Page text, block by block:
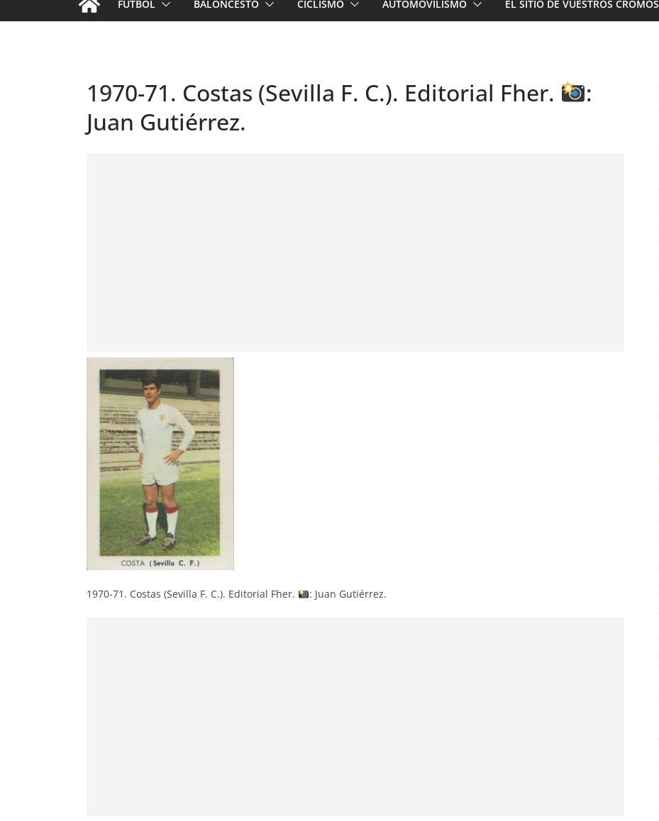
FÚTBOL BALONCESTO CICLISMO AUTOMOVILISMO EL SITIO DE VUESTROS CROMOS
1970-71. Costas (Sevilla F. C.). Editorial Fher.
:
Juan Gutiérrez.
1970-71. Costas (Sevilla F. C.). Editorial Fher. : Juan Gutiérrez.